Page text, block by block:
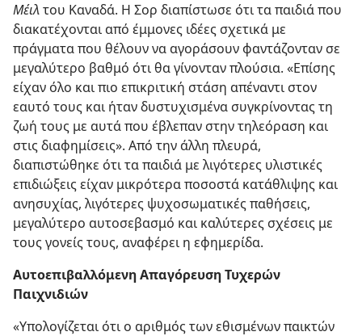
Μέιλτου Καναδά. Η Σορ διαπίστωσε ότι τα παιδιά που
διακατέχονται από έμμονες ιδέες σχετικά με
πράγματα που θέλουν να αγοράσουν φαντάζονταν σε
μεγαλύτερο βαθμό ότι θα γίνονταν πλούσια. «Επίσης
είχαν όλο και πιο επικριτική στάση απέναντι στον
εαυτό τους και ήταν δυστυχισμένα συγκρίνοντας τη
ζωή τους με αυτά που έβλεπαν στην τηλεόραση και
στις διαφημίσεις». Από την άλλη πλευρά,
διαπιστώθηκε ότι τα παιδιά με λιγότερες υλιστικές
επιδιώξεις είχαν μικρότερα ποσοστά κατάθλιψης και
ανησυχίας, λιγότερες ψυχοσωματικές παθήσεις,
μεγαλύτερο αυτοσεβασμό και καλύτερες σχέσεις με
τους γονείς τους, αναφέρει η εφημερίδα.
Αυτοεπιβαλλόμενη Απαγόρευση Τυχερών
Παιχνιδιών
«Υπολογίζεται ότι ο αριθμός των εθισμένων παικτών